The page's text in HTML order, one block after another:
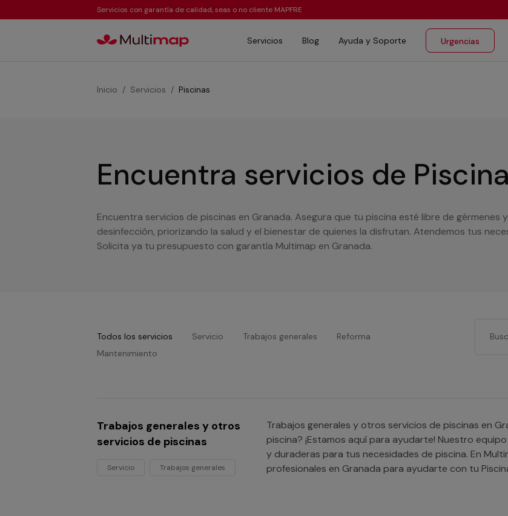
Servicios con garantía de calidad, seas o no cliente MAPFRE
Servicios Blog Ayuda y Soporte Urgencias
Inicio Servicios Piscinas
Encuentra servicios de
Encuentra servicios de piscinas en Granada. Asegura que tu piscina esté libre de
desinfección, priorizando la salud y el bienestar de quienes la disfrutan. Atendemos tus
Solicita ya tu presupuesto con garantía Multimap en Granada.
Todos los servicios Servicio Trabajos generales
Reforma
Mantenimiento
Trabajos generales y otros
servicios de piscinas
Servicio Trabajos generales
Trabajos generales y otros servicios de piscinas en
piscina? ¡Estamos aquí para ayudarte! Nuestro
y duraderas para tus necesidades de piscina. En
profesionales en Granada para ayudarte con tu